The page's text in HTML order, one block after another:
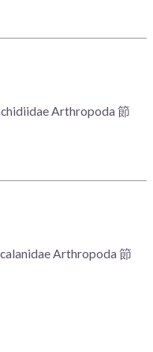
Arthropoda 節
Arthropoda 節